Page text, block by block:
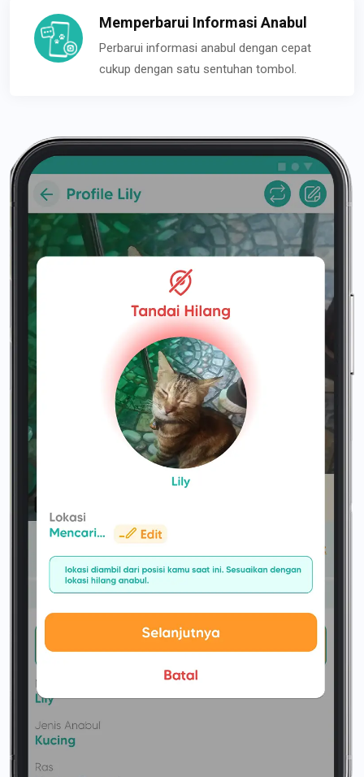
Memperbarui Informasi Anabul
Perbarui informasi anabul dengan cepat
cukup dengan satu sentuhan tombol.